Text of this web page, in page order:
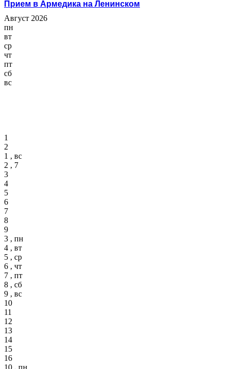
Прием в Армедика на Ленинском
Август 2026
пн
вт
ср
чт
пт
сб
вс
1
2
1 , вс
2 , 7
3
4
5
6
7
8
9
3 , пн
4 , вт
5 , ср
6 , чт
7 , пт
8 , сб
9 , вс
10
11
12
13
14
15
16
10 , пн